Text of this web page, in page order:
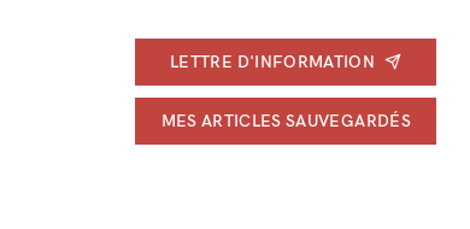
LETTRE D'INFORMATION
MES ARTICLES SAUVEGARDÉS